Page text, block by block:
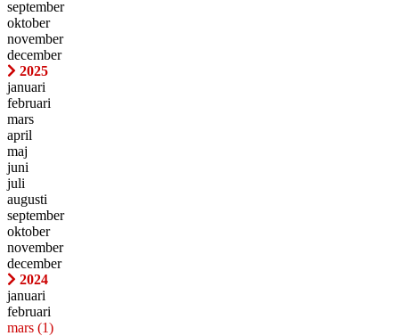
september
oktober
november
december
2025
januari
februari
mars
april
maj
juni
juli
augusti
september
oktober
november
december
2024
januari
februari
mars (1)